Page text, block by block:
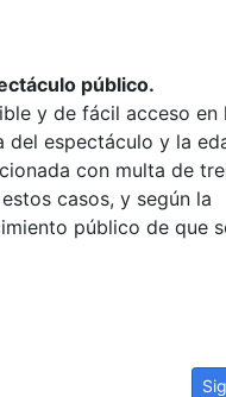
público.
y de fácil acceso en
del espectáculo y la
con multa de
casos, y según la
público de que